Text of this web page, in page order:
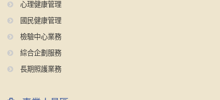
心理健康管理
國民健康管理
檢驗中心業務
綜合企劃服務
長期照護業務